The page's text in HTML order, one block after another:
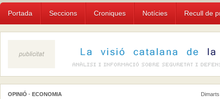
Portada Seccions Croniques Notícies Recull de
OPINIÓ · ECONOMIA